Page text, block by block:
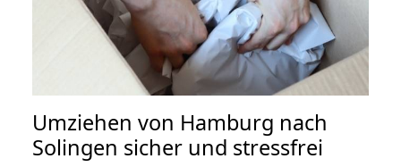
Umziehen von Hamburg nach
Solingen sicher und stressfrei